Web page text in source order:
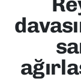
KÜLTÜR
Tüm
Son
Haber